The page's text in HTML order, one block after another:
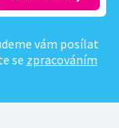
vám posílat
se zpracováním